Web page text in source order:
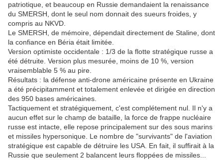
patriotique, et beaucoup en Russie demandaient la renaissance
du SMERSH, dont le seul nom donnait des sueurs froides, y
compris au NKVD.
Le SMERSH, de mémoire, dépendait directement de Staline, dont
la confiance en Béria était limitée.
Version optimiste occidentale : 1/3 de la flotte stratégique russe a
été détruite. Version plus mesurée, moins de 10 %, version
vraisemblable 5 % au pire.
Résultats : la défense anti-drone américaine présente en Ukraine
a été précipitamment et totalement enlevée et dirigée en direction
des 950 bases américaines.
Tactiquement et stratégiquement, c'est complétement nul. Il n'y a
aucun effet sur le champ de bataille, la force de frappe nucléaire
russe est intacte, elle repose principalement sur des sous marins
et missiles hypersonique. Le nombre de "survivants" de l'aviation
stratégique est capable de détruire les USA. En fait, il suffirait à la
Russie que seulement 2 balancent leurs floppées de missiles...